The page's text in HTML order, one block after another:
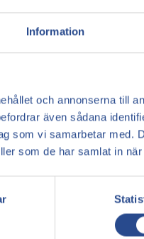
Information
och annonserna till
även sådana
som vi samarbetar med.
som de har samlat in
“I Sundsvall gav
ett snitt på 4,8
med kliniker i fem
i Norge,
och ett
att erbjuda